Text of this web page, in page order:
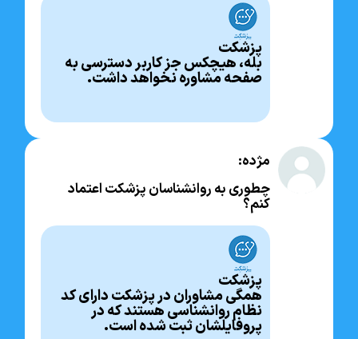
پزشکت
بله، هیچکس جز کاربر دسترسی به
صفحه مشاوره نخواهد داشت.
مژده:
چطوری به روانشناسان پزشکت اعتماد
کنم؟
پزشکت
همگی مشاوران در پزشکت دارای کد
نظام روانشناسی هستند که در
پروفایلشان ثبت شده است.